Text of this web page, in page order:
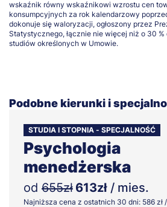
wskaźnik równy wskaźnikowi wzrostu cen
konsumpcyjnych za rok kalendarzowy
dokonuje się waloryzacji, ogłoszony przez
Statystycznego, łącznie nie więcej niż o 30
studiów określonych w Umowie.
Podobne kierunki i
STUDIA I STOPNIA - SPECJALNOŚĆ
Psychologia
menedżerska
od 655zł 613zł / mies.
Najniższa cena z ostatnich 30 dni: 586 zł